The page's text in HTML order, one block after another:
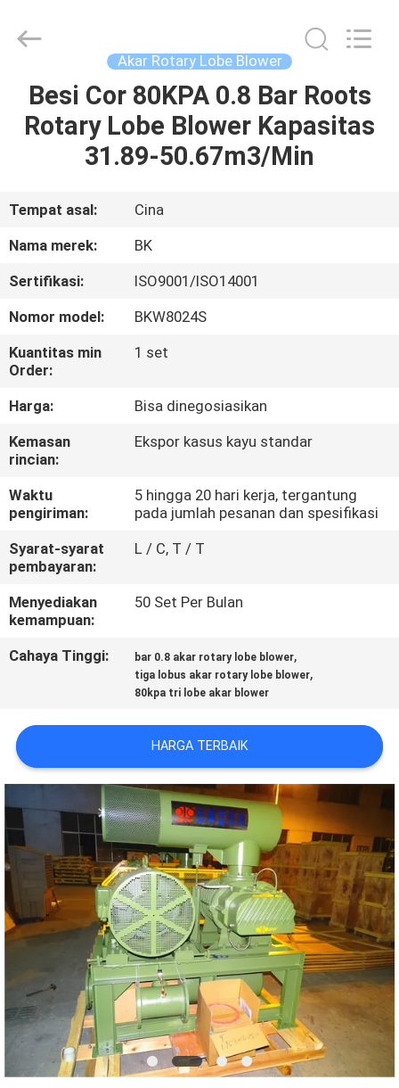
RUMAH
PRODUK
VIDEO
KAMI
TUR
PABRIK
KONTROL
KUALITAS
HUBUNGI
KAMI
PERMINTAAN
PENAWARAN
NEWS
SITEMAP
PRIVACY
POLICY
(Jiangsu)
Reserved.
Akar Rotary Lobe Blower
Besi Cor 80KPA 0.8 Bar Roots
Rotary Lobe Blower Kapasitas
31.89-50.67m3/Min
Tempat asal:
Cina
Nama merek:
BK
Sertifikasi:
ISO9001/ISO14001
Nomor model:
BKW8024S
Kuantitas min
Order:
1 set
Harga:
Bisa dinegosiasikan
Kemasan
rincian:
Ekspor kasus kayu standar
Waktu
pengiriman:
5 hingga 20 hari kerja, tergantung
pada jumlah pesanan dan spesifikasi
Syarat-syarat
pembayaran:
L / C, T / T
Menyediakan
kemampuan:
50 Set Per Bulan
Cahaya Tinggi: bar 0.8 akar rotary lobe blower,
tiga lobus akar rotary lobe blower,
80kpa tri lobe akar blower
HARGA TERBAIK